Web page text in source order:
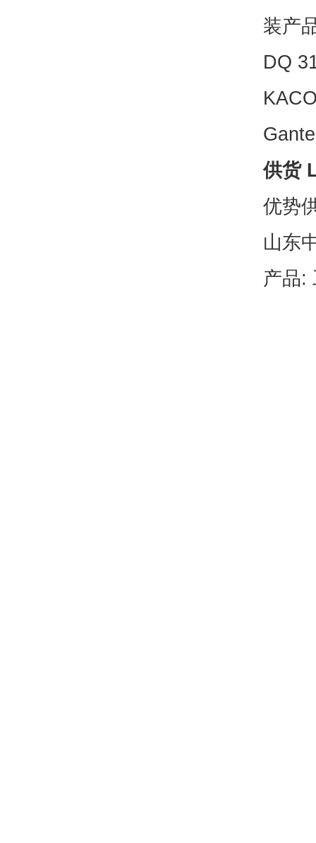
装产
DQ
供货
优势
山东
产品: